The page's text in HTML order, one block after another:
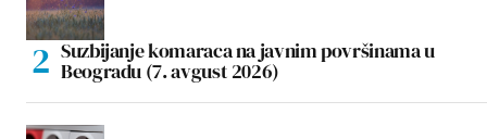
Suzbijanje komaraca na javnim površinama u
Beogradu (7. avgust 2026)